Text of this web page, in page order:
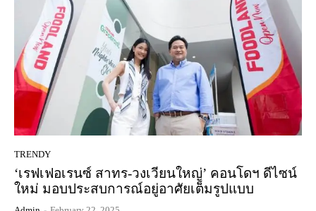
TRENDY
‘เรฟเฟอเรนซ์ สาทร-วงเวียนใหญ่’ คอนโดฯ ดีไซน์
ใหม่ มอบประสบการณ์อยู่อาศัยเต็มรูปแบบ